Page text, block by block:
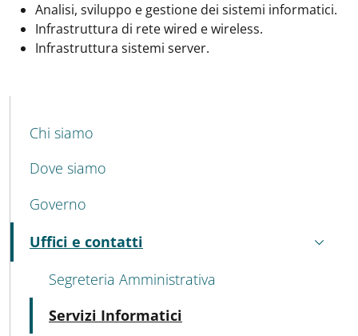
Analisi, sviluppo e gestione dei sistemi informatici.
Infrastruttura di rete wired e wireless.
Infrastruttura sistemi server.
MENU CEV SECOND NAVIGATION
Chi siamo
Dove siamo
Governo
Uffici e contatti
Attivo
Segreteria Amministrativa
Servizi Informatici